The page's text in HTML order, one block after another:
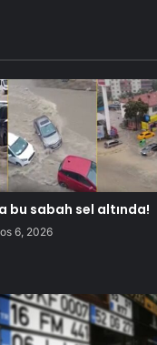
bu sabah sel altında!
6, 2026